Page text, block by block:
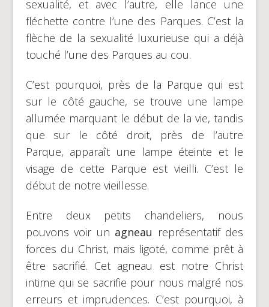
sexualité, et avec l’autre, elle lance une
fléchette contre l’une des Parques. C’est la
flèche de la sexualité luxurieuse qui a déjà
touché l’une des Parques au cou.
C’est pourquoi, près de la Parque qui est
sur le côté gauche, se trouve une lampe
allumée marquant le début de la vie, tandis
que sur le côté droit, près de l’autre
Parque, apparaît une lampe éteinte et le
visage de cette Parque est vieilli. C’est le
début de notre vieillesse.
Entre deux petits chandeliers, nous
pouvons voir un agneau représentatif des
forces du Christ, mais ligoté, comme prêt à
être sacrifié. Cet agneau est notre Christ
intime qui se sacrifie pour nous malgré nos
erreurs et imprudences. C’est pourquoi, à